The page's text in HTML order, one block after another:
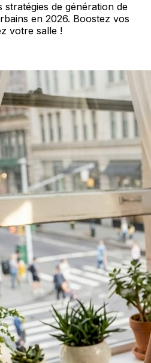
de génération de
en 2026. Boostez vos
votre salle !